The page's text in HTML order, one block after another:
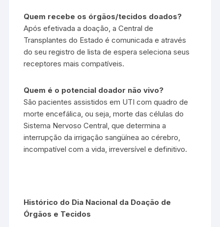
Quem recebe os órgãos/tecidos doados?
Após efetivada a doação, a Central de
Transplantes do Estado é comunicada e através
do seu registro de lista de espera seleciona seus
receptores mais compatíveis.
Quem é o potencial doador não vivo?
São pacientes assistidos em UTI com quadro de
morte encefálica, ou seja, morte das células do
Sistema Nervoso Central, que determina a
interrupção da irrigação sangüínea ao cérebro,
incompatível com a vida, irreversível e definitivo.
Histórico do Dia Nacional da Doação de
Órgãos e Tecidos